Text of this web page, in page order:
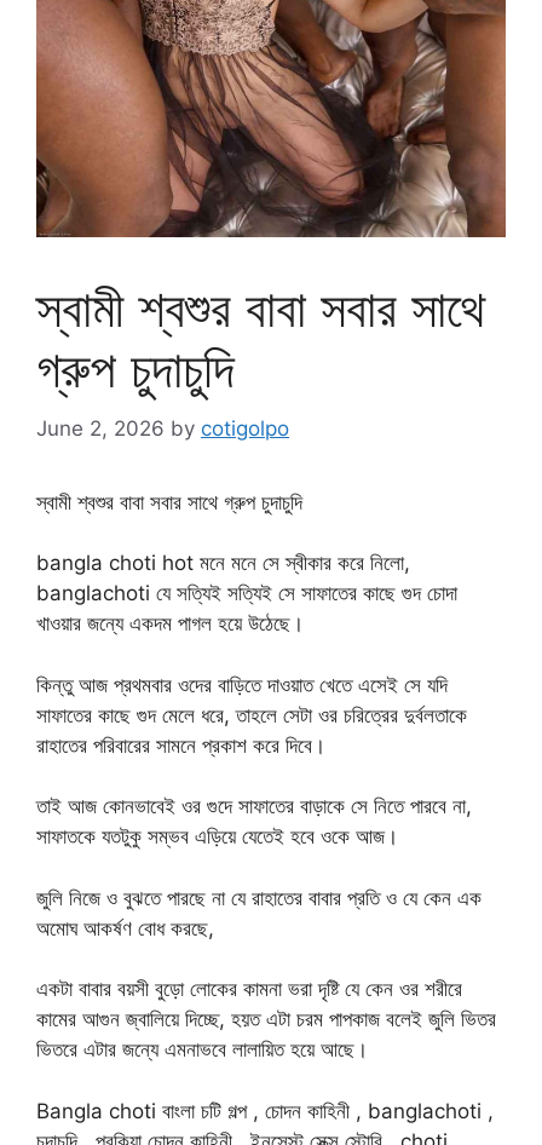
স্বামী শ্বশুর বাবা সবার সাথে
গ্রুপ চুদাচুদি
June 2, 2026 by cotigolpo
স্বামী শ্বশুর বাবা সবার সাথে গ্রুপ চুদাচুদি
bangla choti hot মনে মনে সে স্বীকার করে নিলো,
banglachoti যে সত্যিই সত্যিই সে সাফাতের কাছে গুদ চোদা
খাওয়ার জন্যে একদম পাগল হয়ে উঠেছে।
কিন্তু আজ প্রথমবার ওদের বাড়িতে দাওয়াত খেতে এসেই সে যদি
সাফাতের কাছে গুদ মেলে ধরে, তাহলে সেটা ওর চরিত্রের দুর্বলতাকে
রাহাতের পরিবারের সামনে প্রকাশ করে দিবে।
তাই আজ কোনভাবেই ওর গুদে সাফাতের বাড়াকে সে নিতে পারবে না,
সাফাতকে যতটুকু সম্ভব এড়িয়ে যেতেই হবে ওকে আজ।
জুলি নিজে ও বুঝতে পারছে না যে রাহাতের বাবার প্রতি ও যে কেন এক
অমোঘ আকর্ষণ বোধ করছে,
একটা বাবার বয়সী বুড়ো লোকের কামনা ভরা দৃষ্টি যে কেন ওর শরীরে
কামের আগুন জ্বালিয়ে দিচ্ছে, হয়ত এটা চরম পাপকাজ বলেই জুলি ভিতর
ভিতরে এটার জন্যে এমনাভবে লালায়িত হয়ে আছে।
Bangla choti বাংলা চটি গল্প , চোদন কাহিনী , banglachoti ,